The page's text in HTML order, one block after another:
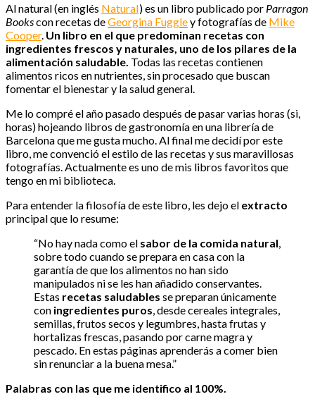
Al natural (en inglés Natural) es un libro publicado por Parragon
Bookscon recetas deGeorgina Fuggley fotografías de Mike
Cooper. Un libro en el que predominan recetas con
ingredientes frescos y naturales, uno de los pilares de la
alimentación saludable. Todas las recetas contienen
alimentos ricos en nutrientes, sin procesado que buscan
fomentar el bienestar y la salud general.
Me lo compré el año pasado después de pasar varias horas (si,
horas) hojeando libros de gastronomía en una librería de
Barcelona que me gusta mucho. Al final me decidí por este
libro, me convenció el estilo de las recetas y sus maravillosas
fotografías. Actualmente es uno de mis libros favoritos que
tengo en mi biblioteca.
Para entender la filosofía de este libro, les dejo el extracto
principal que lo resume:
“No hay nada como el sabor de la comida natural,
sobre todo cuando se prepara en casa con la
garantía de que los alimentos no han sido
manipulados ni se les han añadido conservantes.
Estas recetas saludables se preparan únicamente
con ingredientes puros, desde cereales integrales,
semillas, frutos secos y legumbres, hasta frutas y
hortalizas frescas, pasando por carne magra y
pescado. En estas páginas aprenderás a comer bien
sin renunciar a la buena mesa.”
Palabras con las que me identifico al 100%.